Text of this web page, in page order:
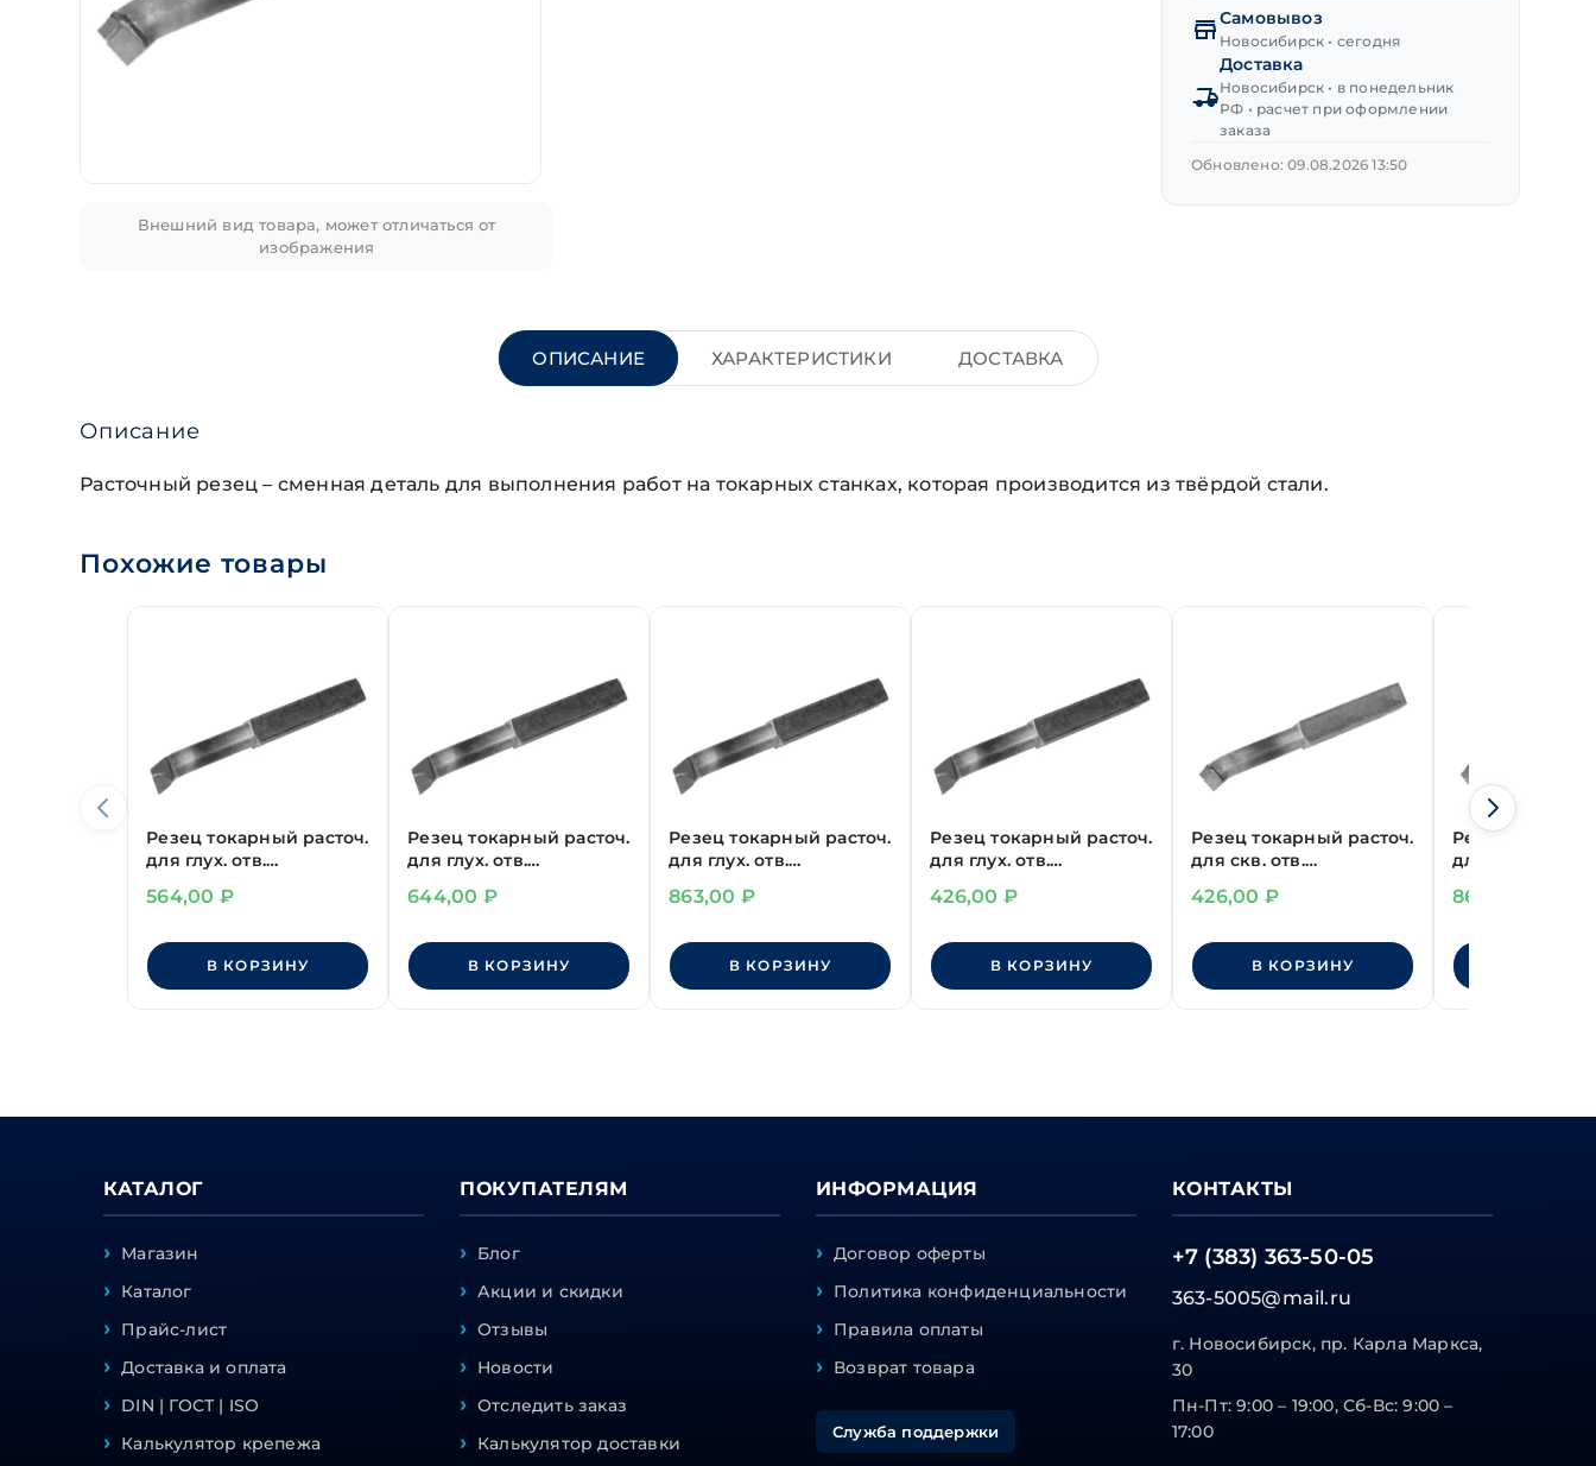
Внешний вид товара, может отличаться от
изображения
для
скв.
отв.
12х12х140 мм
Т5К10
Самовывоз
Новосибирск • сегодня
Доставка
Новосибирск • в понедельник
РФ • расчет при оформлении
заказа
Обновлено: 09.08.2026 13:50
ОПИСАНИЕ ХАРАКТЕРИСТИКИ ДОСТАВКА
Описание
Расточный резец – сменная деталь для выполнения работ на токарных станках, которая производится из твёрдой стали.
Похожие товары
Резец токарный расточ.
для глух. отв.
564,00 ₽
В КОРЗИНУ
Резец токарный расточ.
для глух. отв.
644,00 ₽
В КОРЗИНУ
Резец токарный расточ.
для глух. отв.
863,00 ₽
В КОРЗИНУ
Резец токарный расточ.
для глух. отв.
426,00 ₽
В КОРЗИНУ
Резец токарный расточ.
для скв. отв.
426,00 ₽
В КОРЗИНУ
Резец
для скв. отв.
863,00
КАТАЛОГ
Магазин
Каталог
Прайс-лист
Доставка и оплата
DIN | ГОСТ | ISO
Калькулятор крепежа
ПОКУПАТЕЛЯМ
Блог
Акции и скидки
Отзывы
Новости
Отследить заказ
Калькулятор доставки
ИНФОРМАЦИЯ
Договор оферты
Политика конфиденциальности
Правила оплаты
Возврат товара
Служба поддержки
КОНТАКТЫ
+7 (383) 363-50-05
363-5005@mail.ru
г. Новосибирск, пр. Карла Маркса,
30
Пн-Пт: 9:00 – 19:00, Сб-Вс: 9:00 –
17:00